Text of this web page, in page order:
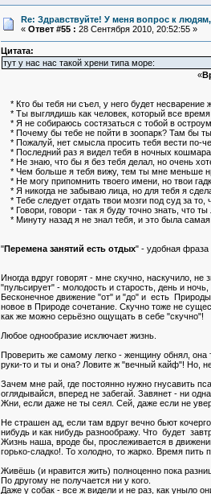
Re: Здравствуйте! У меня вопрос к
« Ответ #55 : 28 Сентября 2010, 20:52:55 »
Цитата:
тут у нас нас такой хрени типа море:
«
* Кто бы тебя ни съел, у него будет несварение
* Ты выглядишь как человек, который все время
* Я не собираюсь состязаться с тобой в
* Почему бы тебе не пойти в зоопарк? Там бы
* Пожалуй, нет смысла просить тебя вести по-
* Последний раз я видел тебя в ночных
* Не знаю, что бы я без тебя делал, но очень
* Чем больше я тебя вижу, тем ты мне меньше
* Не могу припомнить твоего имени, но твои
* Я никогда не забываю лица, но для тебя я
* Тебе следует отдать твои мозги под суд за то,
* Говори, говори - так я буду точно знать, что
* Минуту назад я не знал тебя, и это была
"Перемена занятий есть отдых" - удобная фраза
Иногда вдруг говорят - мне скучно, наскучило,
"пульсирует" - молодость и старость, день и
Бесконечное движение "от" и "до" и есть
новое в Природе сочетание. Скучно тоже не
как же можно серьёзно ощущать в себе "скучно"!
Любое однообразие исключает жизнь.
Проверить же самому легко - женщину обнял, она
руки-то и ты и она? Ловите ж "вечный кайф"! Но,
Зачем мне рай, где постоянно нужно гнусавить
оглядывайся, вперед не забегай. Завянет - ни
Жни, если даже не ты сеял. Сей, даже если не
Не страшен ад, если там вдруг вечно бьют
нибудь и как нибудь разноображу. Что будет
Жизнь наша, вроде бы, прослеживается в
горько-сладко!. То холодно, то жарко. Время пить
Живёшь (и нравится жить) полноценно пока
По другому не получается ни у кого.
Даже у собак - все ж видели и не раз, как уныло